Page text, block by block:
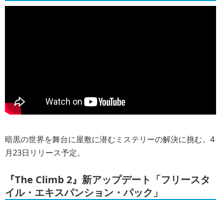
暗黒の世界を舞台に屋敷に潜むミステリーの解決に挑む。4
月23日リリース予定。
『The Climb 2』新アップデート「フリースタ
イル・エキスパンション・パック」